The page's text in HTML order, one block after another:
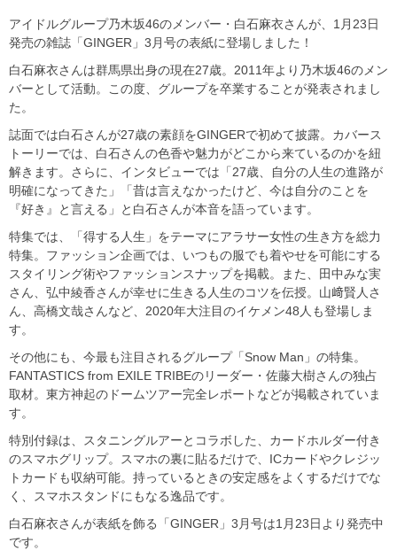
アイドルグループ乃木坂46のメンバー・白石麻衣さんが、1月23日
発売の雑誌「GINGER」3月号の表紙に登場しました！
白石麻衣さんは群馬県出身の現在27歳。2011年より乃木坂46のメン
バーとして活動。この度、グループを卒業することが発表されまし
た。
誌面では白石さんが27歳の素顔をGINGERで初めて披露。カバース
トーリーでは、白石さんの色香や魅力がどこから来ているのかを紐
解きます。さらに、インタビューでは「27歳、自分の人生の進路が
明確になってきた」「昔は言えなかったけど、今は自分のことを
『好き』と言える」と白石さんが本音を語っています。
特集では、「得する人生」をテーマにアラサー女性の生き方を総力
特集。ファッション企画では、いつもの服でも着やせを可能にする
スタイリング術やファッションスナップを掲載。また、田中みな実
さん、弘中綾香さんが幸せに生きる人生のコツを伝授。山﨑賢人さ
ん、高橋文哉さんなど、2020年大注目のイケメン48人も登場しま
す。
その他にも、今最も注目されるグループ「Snow Man」の特集。
FANTASTICS from EXILE TRIBEのリーダー・佐藤大樹さんの独占
取材。東方神起のドームツアー完全レポートなどが掲載されていま
す。
特別付録は、スタニングルアーとコラボした、カードホルダー付き
のスマホグリップ。スマホの裏に貼るだけで、ICカードやクレジッ
トカードも収納可能。持っているときの安定感をよくするだけでな
く、スマホスタンドにもなる逸品です。
白石麻衣さんが表紙を飾る「GINGER」3月号は1月23日より発売中
です。